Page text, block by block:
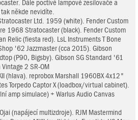
Dále poctivé lampové zesilovače a
někde nevidíte.
Ltd. 1959 (white). Fender Custom
1968 Stratocaster (black). Fender Custom
Relic (fiesta red). LsL Instruments T Bone
'62 Jazzmaster (cca 2015). Gibson
(P90, Bigsby). Gibson SG Standard '61
2 SR-OM
(hlava). reprobox Marshall 1960BX 4x12"
Torpedo Captor X (loadbox/virtual cabinet).
amp simulace) + Warlus Audio Canvas
(napájecí multizdroje). RJM Mastermind